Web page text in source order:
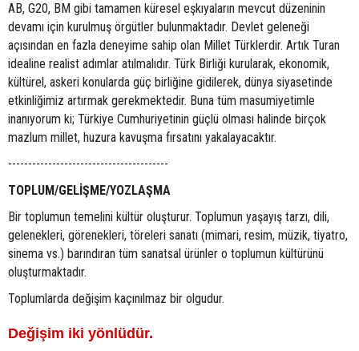
AB, G20, BM gibi tamamen küresel eşkıyaların mevcut düzeninin
devamı için kurulmuş örgütler bulunmaktadır. Devlet geleneği
açısından en fazla deneyime sahip olan Millet Türklerdir. Artık Turan
idealine realist adımlar atılmalıdır. Türk Birliği kurularak, ekonomik,
kültürel, askeri konularda güç birliğine gidilerek, dünya siyasetinde
etkinliğimiz artırmak gerekmektedir. Buna tüm masumiyetimle
inanıyorum ki; Türkiye Cumhuriyetinin güçlü olması halinde birçok
mazlum millet, huzura kavuşma fırsatını yakalayacaktır.
----------------------------------------
TOPLUM/GELİŞME/YOZLAŞMA
Bir toplumun temelini kültür oluşturur. Toplumun yaşayış tarzı, dili,
gelenekleri, görenekleri, töreleri sanatı (mimari, resim, müzik, tiyatro,
sinema vs.) barındıran tüm sanatsal ürünler o toplumun kültürünü
oluşturmaktadır.
Toplumlarda değişim kaçınılmaz bir olgudur.
Değişim iki yönlüdür.